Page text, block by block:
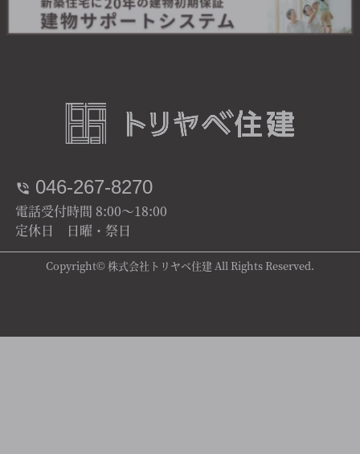
046-267-8270
電話受付時間 8:00～18:00
定休日 日曜・祭日
Copyright© 株式会社トリヤベ住建 All Rights Reserved.